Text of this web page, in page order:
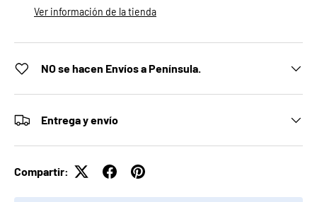
Ver información de la tienda
NO se hacen Envíos a Península.
Entrega y envío
Compartir: